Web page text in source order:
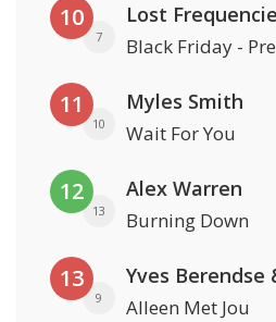
10
7
Lost
Black Friday -
11
10
Myles Smith
Wait For You
12
13
Alex Warren
Burning Down
13
9
Yves Berendse
Alleen Met Jou